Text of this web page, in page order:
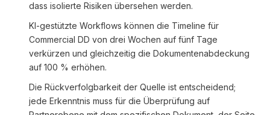
dass isolierte Risiken übersehen werden.
KI-gestützte Workflows können die Timeline für
Commercial DD von drei Wochen auf fünf Tage
verkürzen und gleichzeitig die Dokumentenabdeckung
auf 100 % erhöhen.
Die Rückverfolgbarkeit der Quelle ist entscheidend;
jede Erkenntnis muss für die Überprüfung auf